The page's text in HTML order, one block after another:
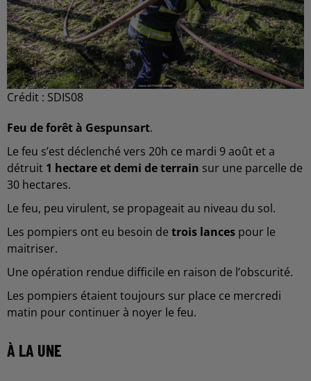
Crédit : SDIS08
Feu de forêt à Gespunsart.
Le feu s’est déclenché vers 20h ce mardi 9 août et a
détruit 1 hectare et demi de terrain sur une parcelle de
30 hectares.
Le feu, peu virulent, se propageait au niveau du sol.
Les pompiers ont eu besoin de trois lances pour le
maitriser.
Une opération rendue difficile en raison de l’obscurité.
Les pompiers étaient toujours sur place ce mercredi
matin pour continuer à noyer le feu.
À LA UNE